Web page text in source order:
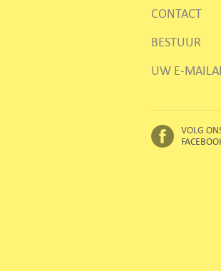
CONTACT
BESTUUR
UW E-
VOLG